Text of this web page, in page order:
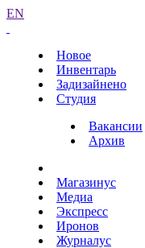
EN
Новое
Инвентарь
Задизайнено
Студия
Вакансии
Архив
Магазинус
Медиа
Экспресс
Иронов
Журналус